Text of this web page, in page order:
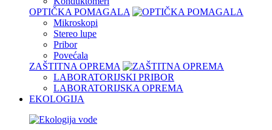
OPTIČKA POMAGALA
Mikroskopi
Stereo lupe
Pribor
Povećala
ZAŠTITNA OPREMA
LABORATORIJSKI PRIBOR
LABORATORIJSKA OPREMA
EKOLOGIJA